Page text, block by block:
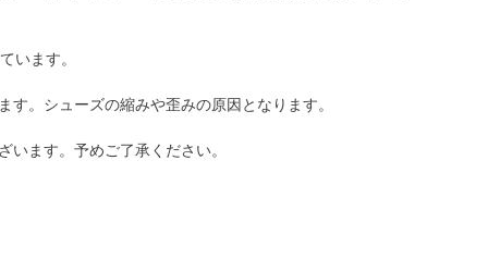
います。
。シューズの縮みや歪みの原因となります。
ます。予めご了承ください。